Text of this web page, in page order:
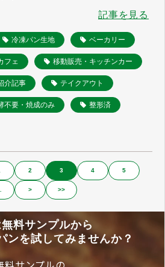
記事を見る
冷凍パン生地 ベーカリー
フェ 移動販売・キッチンカー
介記事 テイクアウト
不要・焼成のみ 整形済
2 3 4 5
> >>
料サンプルから
ンを試してみませんか？